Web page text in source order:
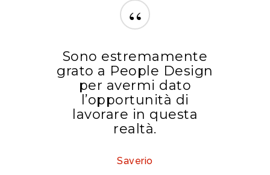
“
Sono estremamente
grato a People Design
per avermi dato
l’opportunità di
lavorare in questa
realtà.
Saverio